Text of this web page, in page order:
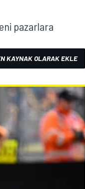
pazarlara
KAYNAK OLARAK EKLE